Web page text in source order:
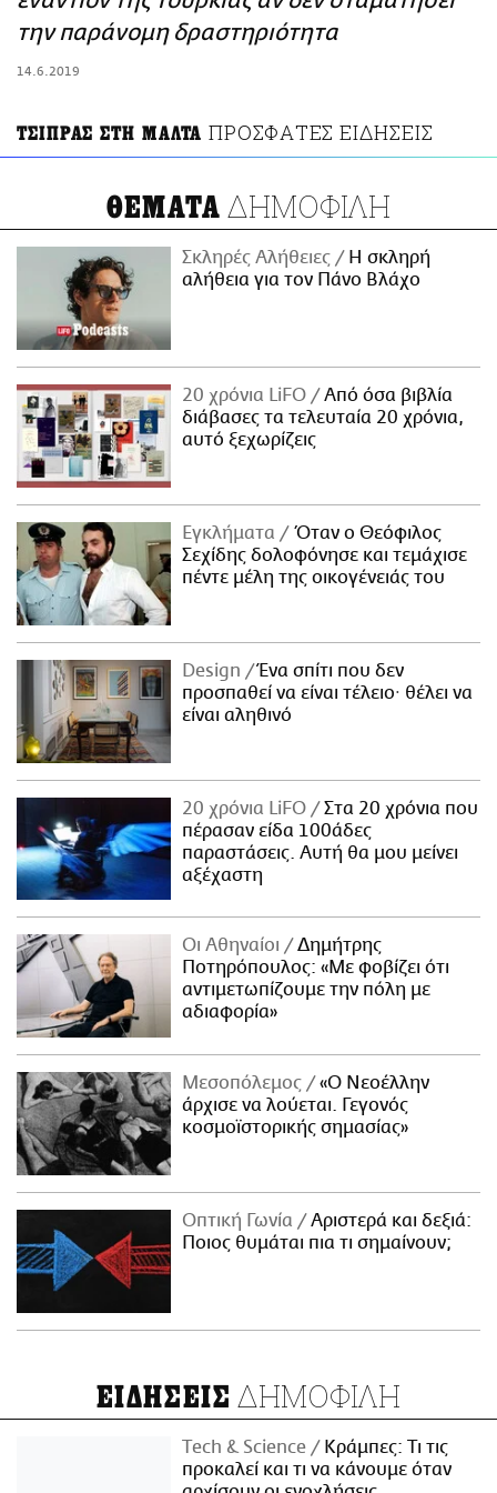
ΑΜΠΑ
την παράνομη δραστηριότητα
14.6.2019
ΤΣΙΠΡΑΣ ΣΤΗ ΜΑΛΤΑ ΠΡΟΣΦΑΤΕΣ ΕΙΔΗΣΕΙΣ
ΘΕΜΑΤΑ ΔΗΜΟΦΙΛΗ
Σκληρές Αλήθειες
H σκληρή
αλήθεια για τον Πάνο Βλάχο
20 χρόνια LiFO
Από όσα βιβλία
διάβασες τα τελευταία 20 χρόνια,
αυτό ξεχωρίζεις
Εγκλήματα
Όταν ο Θεόφιλος
Σεχίδης δολοφόνησε και τεμάχισε
πέντε μέλη της οικογένειάς του
Design
Ένα σπίτι που δεν
προσπαθεί να είναι τέλειο· θέλει να
είναι αληθινό
20 χρόνια LiFO
Στα 20 χρόνια που
πέρασαν είδα 100άδες
παραστάσεις. Αυτή θα μου μείνει
αξέχαστη
Οι Αθηναίοι
Δημήτρης
Ποτηρόπουλος: «Με φοβίζει ότι
αντιμετωπίζουμε την πόλη με
αδιαφορία»
Μεσοπόλεμος
«Ο Νεοέλλην
άρχισε να λούεται. Γεγονός
κοσμοϊστορικής σημασίας»
Οπτική Γωνία
Αριστερά και δεξιά:
Ποιος θυμάται πια τι σημαίνουν;
ΕΙΔΗΣΕΙΣ ΔΗΜΟΦΙΛΗ
Τech & Science
Κράμπες: Τι τις
προκαλεί και τι να κάνουμε όταν